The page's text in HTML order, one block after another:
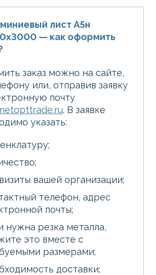
лист А5н
— как оформить
заказ можно на сайте,
или, отправив заявку
почту
. В заявке
указать:
вашей организации;
телефон, адрес
почты;
нужна резка металла,
это вместе с
размерами;
доставки;